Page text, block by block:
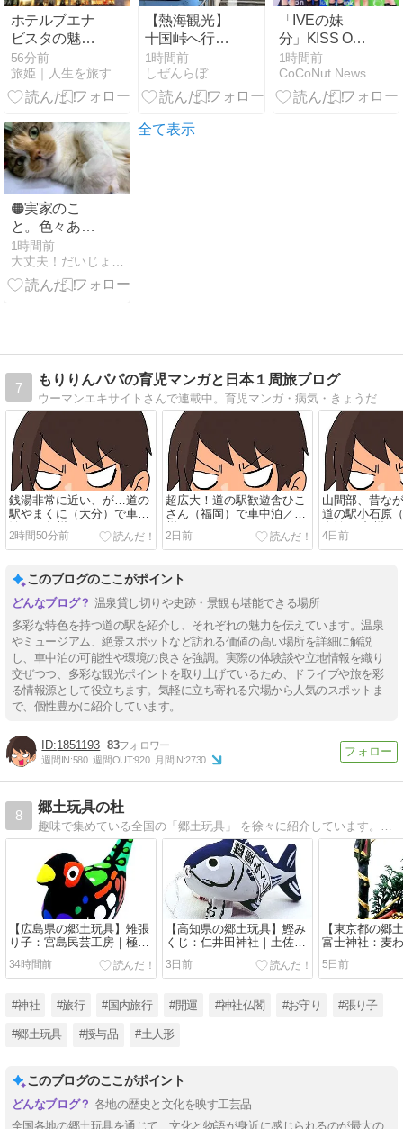
ホテルブエナ
ビスタの魅力
は？客室・ア
クセス・駐車
場を紹介
56分前
【熱海観光】
十国峠へ行く
なら「絶景富
士山乗車券」
がお得！來宮
便利な周遊チ
1時間前
しぜんらぼ
「IVEの妹
分」KISS OF
LIFE、カムバ
ックを控え
て…驚きのニ
1時間前
CoCoNut News
🟠実家のこ
と。色々あっ
た…😞
1時間前
全て表示
7
もりりんパパの育児マンガと日本１周旅ブログ
ウーマンエキサイトさんで連載中。育児マンガ・病気・きょうだい児・車中泊・日本1周など毎日更新中です。
銭湯非常に近い、が…道の
駅やまくに（大分）で車中
泊！／九州
2時間50分前
超広大！道の駅歓遊舎ひこ
さん（福岡）で車中泊／九
2日前
山間部、昔な
道の駅小石原
中泊！/九州
4日前
このブログのここがポイント
温泉貸し切りや史跡・景観も堪能できる場所
多彩な特色を持つ道の駅を紹介し、それぞれの魅力を伝えています。温泉
やミュージアム、絶景スポットなど訪れる価値の高い場所を詳細に解説
し、車中泊の可能性や環境の良さを強調。実際の体験談や立地情報を織り
交ぜつつ、多彩な観光ポイントを取り上げているため、ドライブや旅を彩
る情報源として役立ちます。気軽に立ち寄れる穴場から人気のスポットま
で、個性豊かに紹介しています。
1851193 83
週間IN:580 週間OUT:920 月間IN:2730
8
郷土玩具の杜
趣味で集めている全国の「郷土玩具」 を徐々に紹介しています。お人形の写真を見てほっこりして頂けたら幸いです。
【広島県の郷土玩具】雉張
り子：宮島民芸工房｜極彩
色が素晴らしい宮島張り子
34時間前
【高知県の郷土玩具】鰹み
くじ：仁井田神社｜土佐名
物 カツオの一本釣り！
3日前
【東京都の郷
富士神社：麦
退散・水難除
5日前
#神社 #旅行 #国内旅行 #開運 #神社仏閣 #お守り #張り子
#郷土玩具 #授与品 #土人形
このブログのここがポイント
各地の歴史と文化を映す工芸品
全国各地の郷土玩具を通じて、文化と物語が身近に感じられるのが最大の